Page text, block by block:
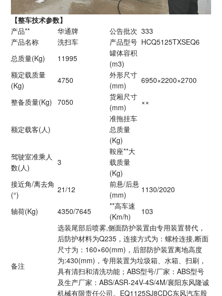
【整车技术参数】
产品**
华通牌 公告批次 333
产品名称
洗扫车 产品型号 HCQ5125TXSEQ6
总质量(Kg)
11995
罐体容积
(m3)
额定载质量
(Kg)
4750
外形尺寸
(mm)
6950×2200×2700
整备质量(Kg) 7050
货厢尺寸
(mm)
××
额定载客(人)
准拖挂车
总质量
(Kg)
驾驶室准乘人
数(人)
3
鞍座**大
载质量
(Kg)
接近角/离去角
(°)
21/12
前悬/后悬
(mm)
1130/2020
轴荷(Kg) 4350/7645
**高车速
(Km/h)
103
备注
选装尾部后喷雾,侧面防护装置由专用装置替代，
后防护材料为Q235，连接方式为：螺栓连接,断面
尺寸为：160×60(mm)，后部防护装置离地高度
为:430(mm)，专用装置为垃圾箱、水箱、扫刷，
具有清扫和清洗功能；ABS型号/厂家：ABS型号
及生产厂家：ABS/ASR-24V-4S/4M/襄阳东风隆诚
机械有限责任公司。EQ1125SJ8CDC东风汽车股